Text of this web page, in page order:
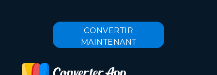
CONVERTIR
MAINTENANT